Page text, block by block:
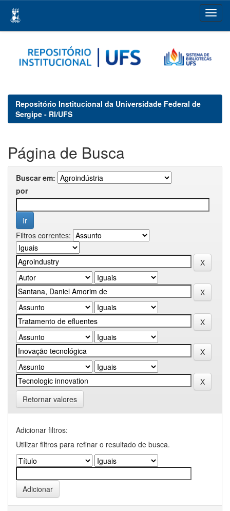
navigation
Repositório Institucional da Universidade Federal de
Sergipe - RI/UFS
Página de Busca
Buscar em:
por
Filtros correntes:
Retornar valores
Adicionar filtros:
Utilizar filtros para refinar o resultado de busca.